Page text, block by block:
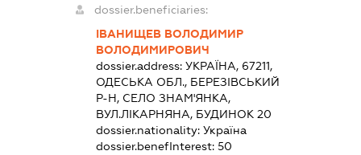
dossier.beneficiaries:
ІВАНИЩЕВ ВОЛОДИМИР
ВОЛОДИМИРОВИЧ
dossier.address:УКРАЇНА, 67211,
ОДЕСЬКА ОБЛ., БЕРЕЗІВСЬКИЙ
Р-Н, СЕЛО ЗНАМ'ЯНКА,
ВУЛ.ЛІКАРНЯНА, БУДИНОК 20
dossier.nationality:Україна
dossier.benefInterest:50